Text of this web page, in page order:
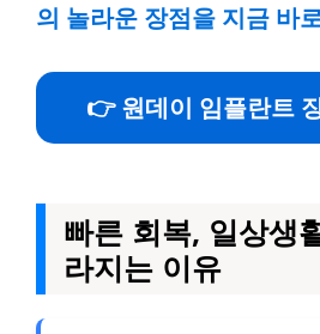
의 놀라운 장점을 지금 바
👉 원데이 임플란트
빠른 회복, 일상생
라지는 이유